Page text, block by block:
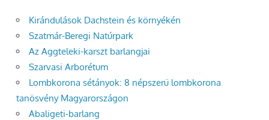
Kirándulások Dachstein és környékén
Szatmár-Beregi Natúrpark
Az Aggteleki-karszt barlangjai
Szarvasi Arborétum
Lombkorona sétányok: 8 népszerű lombkorona
tanösvény Magyarországon
Abaligeti-barlang